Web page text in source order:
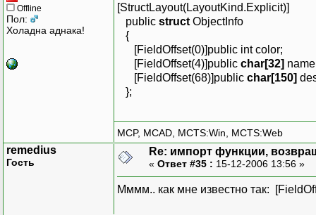
Offline
Пол:
Холадна аднака!
[StructLayout(LayoutKind.Explicit)]
public struct ObjectInfo
{
[FieldOffset(0)]public int color;
[FieldOffset(4)]public char[32]
[FieldOffset(68)]public char[150]
};
MCP, MCAD, MCTS:Win, MCTS:Web
remedius
Гость
Re: импорт функции,
« Ответ #35 : 15-12-2006 13:56 »
Мммм.. как мне известно так: